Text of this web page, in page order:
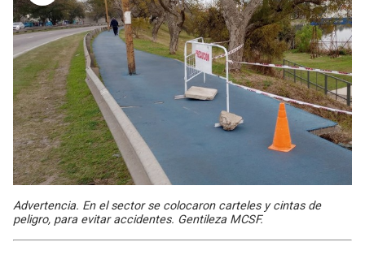
Advertencia. En el sector se colocaron carteles y cintas de
peligro, para evitar accidentes. Gentileza MCSF.